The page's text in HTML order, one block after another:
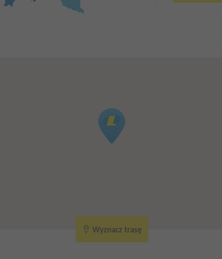
Wyznacz trasę